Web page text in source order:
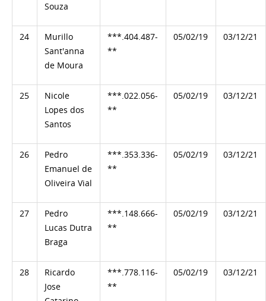
Souza
24
Murillo
Sant'anna
de Moura
***.404.487-
**
05/02/19 03/12/21
25
Nicole
Lopes dos
Santos
***.022.056-
**
05/02/19 03/12/21
26
Pedro
Emanuel de
Oliveira Vial
***.353.336-
**
05/02/19 03/12/21
27
Pedro
Lucas Dutra
Braga
***.148.666-
**
05/02/19 03/12/21
28
Ricardo
Jose
***.778.116-
**
05/02/19 03/12/21